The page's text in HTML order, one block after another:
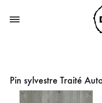
Pin sylvestre Traité